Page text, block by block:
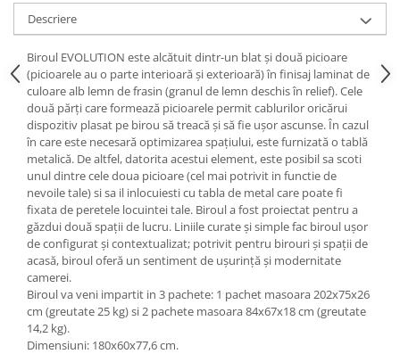
Home Office
Designers' Choice
Descriere
Biroul EVOLUTION este alcătuit dintr-un blat și două picioare
(picioarele au o parte interioară și exterioară) în finisaj laminat de
culoare alb lemn de frasin (granul de lemn deschis în relief). Cele
două părți care formează picioarele permit cablurilor oricărui
dispozitiv plasat pe birou să treacă și să fie ușor ascunse. În cazul
în care este necesară optimizarea spațiului, este furnizată o tablă
metalică. De altfel, datorita acestui element, este posibil sa scoti
unul dintre cele doua picioare (cel mai potrivit in functie de
nevoile tale) si sa il inlocuiesti cu tabla de metal care poate fi
fixata de peretele locuintei tale. Biroul a fost proiectat pentru a
găzdui două spații de lucru. Liniile curate și simple fac biroul ușor
de configurat și contextualizat; potrivit pentru birouri și spații de
acasă, biroul oferă un sentiment de ușurință și modernitate
camerei.
Biroul va veni impartit in 3 pachete: 1 pachet masoara 202x75x26
cm (greutate 25 kg) si 2 pachete masoara 84x67x18 cm (greutate
14,2 kg).
Dimensiuni: 180x60x77,6 cm.